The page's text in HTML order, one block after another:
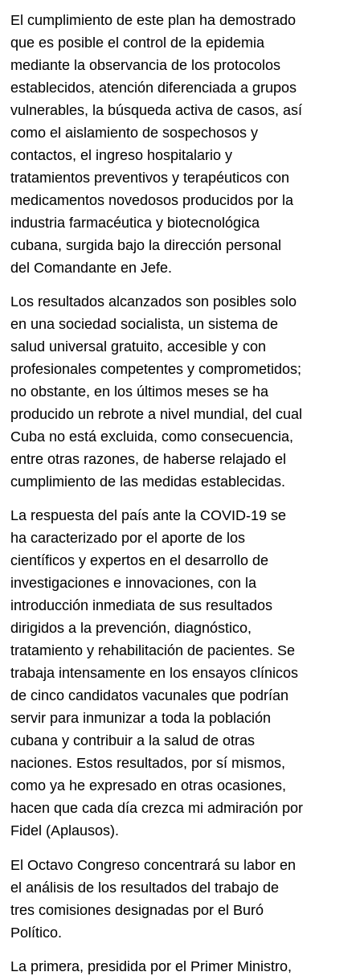
El cumplimiento de este plan ha demostrado
que es posible el control de la epidemia
mediante la observancia de los protocolos
establecidos, atención diferenciada a grupos
vulnerables, la búsqueda activa de casos, así
como el aislamiento de sospechosos y
contactos, el ingreso hospitalario y
tratamientos preventivos y terapéuticos con
medicamentos novedosos producidos por la
industria farmacéutica y biotecnológica
cubana, surgida bajo la dirección personal
del Comandante en Jefe.
Los resultados alcanzados son posibles solo
en una sociedad socialista, un sistema de
salud universal gratuito, accesible y con
profesionales competentes y comprometidos;
no obstante, en los últimos meses se ha
producido un rebrote a nivel mundial, del cual
Cuba no está excluida, como consecuencia,
entre otras razones, de haberse relajado el
cumplimiento de las medidas establecidas.
La respuesta del país ante la COVID-19 se
ha caracterizado por el aporte de los
científicos y expertos en el desarrollo de
investigaciones e innovaciones, con la
introducción inmediata de sus resultados
dirigidos a la prevención, diagnóstico,
tratamiento y rehabilitación de pacientes. Se
trabaja intensamente en los ensayos clínicos
de cinco candidatos vacunales que podrían
servir para inmunizar a toda la población
cubana y contribuir a la salud de otras
naciones. Estos resultados, por sí mismos,
como ya he expresado en otras ocasiones,
hacen que cada día crezca mi admiración por
Fidel (Aplausos).
El Octavo Congreso concentrará su labor en
el análisis de los resultados del trabajo de
tres comisiones designadas por el Buró
Político.
La primera, presidida por el Primer Ministro,